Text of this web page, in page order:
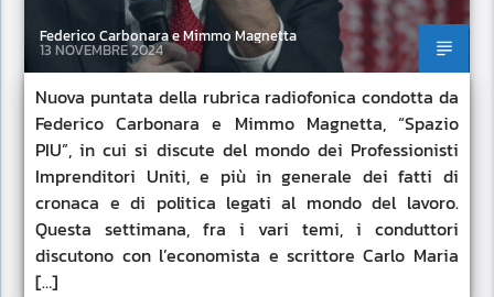
Federico Carbonara e Mimmo Magnetta
13 NOVEMBRE 2024
Nuova puntata della rubrica radiofonica condotta da
Federico Carbonara e Mimmo Magnetta, “Spazio
PIU”, in cui si discute del mondo dei Professionisti
Imprenditori Uniti, e più in generale dei fatti di
cronaca e di politica legati al mondo del lavoro.
Questa settimana, fra i vari temi, i conduttori
discutono con l’economista e scrittore Carlo Maria
[…]